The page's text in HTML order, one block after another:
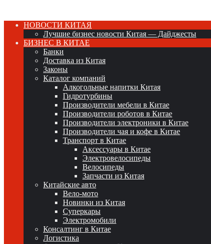
НОВОСТИ КИТАЯ
Лучшие бизнес новости Китая — Дайджесты
БИЗНЕС В КИТАЕ
Банки
Доставка из Китая
Законы
Каталог компаний
Алкогольные напитки Китая
Гидротурбины
Производители мебели в Китае
Производители роботов в Китае
Производители электроники в Китае
Производители чая и кофе в Китае
Транспорт в Китае
Аксессуары в Китае
Электровелосипеды
Велосипеды
Запчасти из Китая
Китайские авто
Вело-мото
Новинки из Китая
Суперкары
Электромобили
Консалтинг в Китае
Логистика